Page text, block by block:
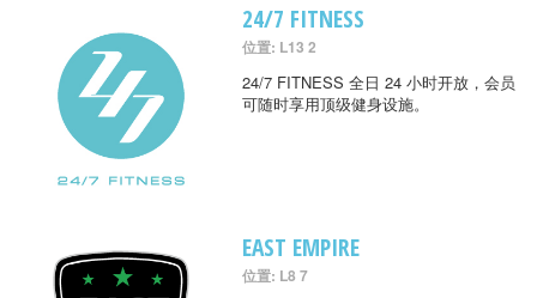
24/7 FITNESS
位置: L13 2
24/7 FITNESS 全日 24 小时开放，会员
可随时享用顶级健身设施。
EAST EMPIRE
位置: L8 7